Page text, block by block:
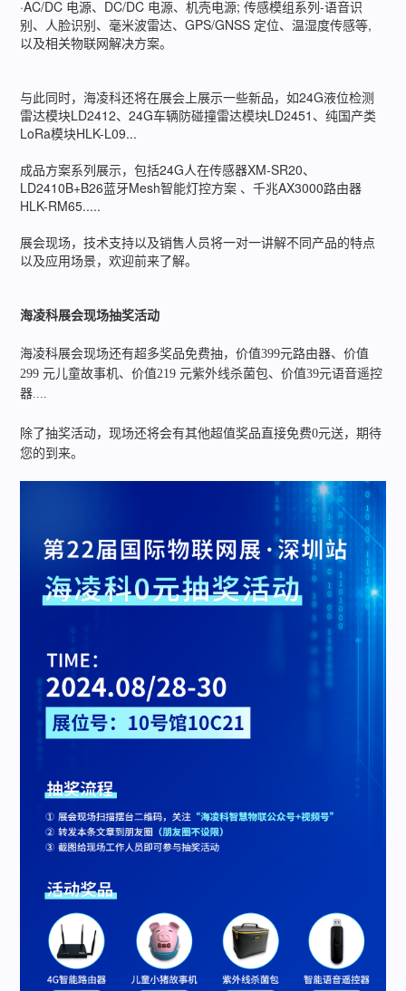
·AC/DC 电源、DC/DC 电源、机壳电源; 传感模组系列-语音识
别、人脸识别、毫米波雷达、GPS/GNSS 定位、温湿度传感等,
以及相关物联网解决方案。
与此同时，海凌科还将在展会上展示一些新品，如24G液位检测
雷达模块LD2412、24G车辆防碰撞雷达模块LD2451、纯国产类
LoRa模块HLK-L09...
成品方案系列展示，包括24G人在传感器XM-SR20、
LD2410B+B26蓝牙Mesh智能灯控方案 、千兆AX3000路由器
HLK-RM65.....
展会现场，技术支持以及销售人员将一对一讲解不同产品的特点
以及应用场景，欢迎前来了解。
海凌科展会现场抽奖活动
海凌科展会现场还有超多奖品免费抽，价值399元路由器、价值
299 元儿童故事机、价值219 元紫外线杀菌包、价值39元语音遥控
器....
除了抽奖活动，现场还将会有其他超值奖品直接免费0元送，期待
您的到来。